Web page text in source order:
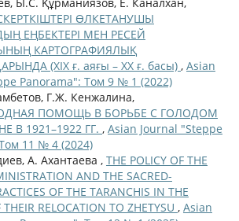
ӨЛКЕТАНУШЫ
ЕҢБЕКТЕРІ МЕН РЕСЕЙ
КАРТОГРАФИЯЛЫҚ
(XIX ғ. аяғы – ХХ ғ. басы) , Asian
Panorama": Том 9 № 1 (2022)
Г.Ж. Кенжалина,
ПОМОЩЬ В БОРЬБЕ С ГОЛОДОМ
В 1921–1922 ГГ. , Asian Journal "Steppe
11 № 4 (2024)
А. Ахантаева , THE POLICY OF THE
AND THE SACRED-
OF THE TARANCHIS IN THE
THEIR RELOCATION TO ZHETYSU , Asian